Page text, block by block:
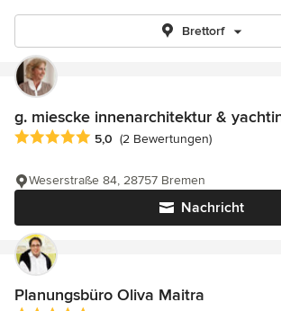
Brettorf
g. miescke innenarchitektur &
Durchschnittliche Bewertung: 5 von 5
5,0 (2 Bewertungen)
Nachricht
Weserstraße 84, 28757 Bremen
Planungsbüro Oliva Maitra